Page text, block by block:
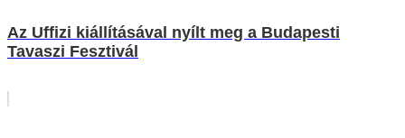
Az Uffizi kiállításával nyílt meg a Budapesti
Tavaszi Fesztivál